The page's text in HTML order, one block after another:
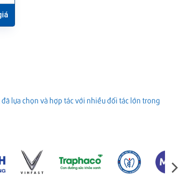
lựa chọn và hợp tác với nhiều đối tác lớn trong